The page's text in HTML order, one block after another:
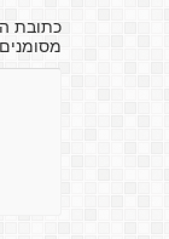
כתובת